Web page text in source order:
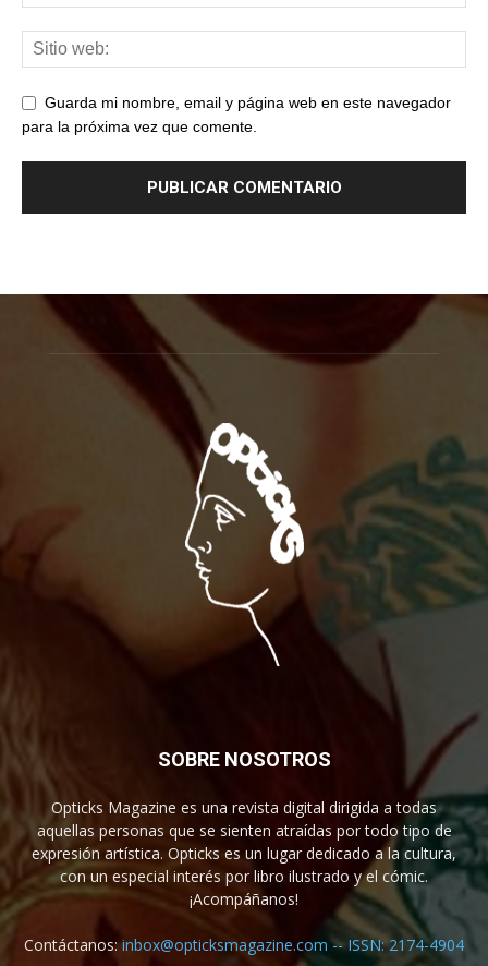
Guarda mi nombre, email y página web en este navegador
para la próxima vez que comente.
SOBRE NOSOTROS
Opticks Magazine es una revista digital dirigida a todas
aquellas personas que se sienten atraídas por todo tipo de
expresión artística. Opticks es un lugar dedicado a la cultura,
con un especial interés por libro ilustrado y el cómic.
¡Acompáñanos!
Contáctanos:inbox@opticksmagazine.com -- ISSN: 2174-4904